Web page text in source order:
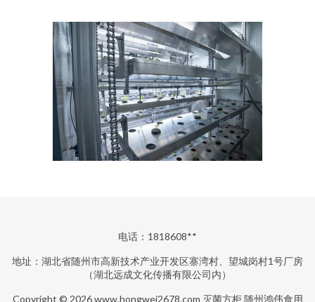
电话：1818608**
地址：湖北省随州市高新技术产业开发区寨湾村、望城岗村1号厂房
（湖北远成文化传播有限公司内）
Copyright © 2026www.hongwei2678.com 灭菌方柜 随州鸿伟食用